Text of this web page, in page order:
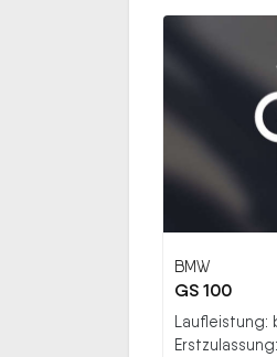
BMW
GS 100
Laufleistung: